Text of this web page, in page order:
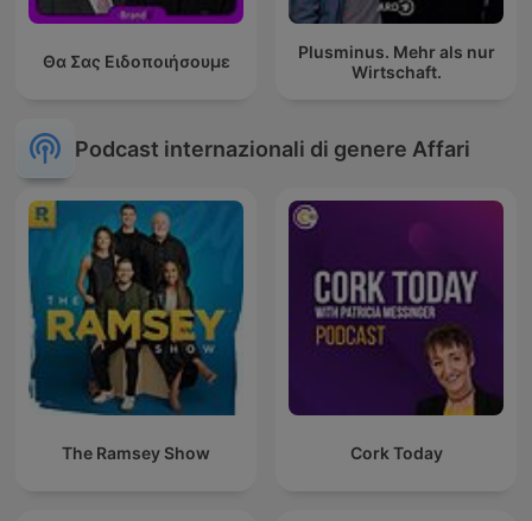
Θα Σας Ειδοποιήσουμε
Plusminus. Mehr als nur
Wirtschaft.
Podcast internazionali di genere Affari
The Ramsey Show Cork Today